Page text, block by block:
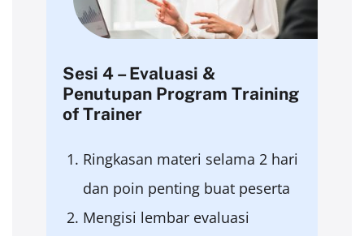
Sesi 4 – Evaluasi &
Penutupan Program Training
of Trainer
Ringkasan materi selama 2 hari
dan poin penting buat peserta
Mengisi lembar evaluasi